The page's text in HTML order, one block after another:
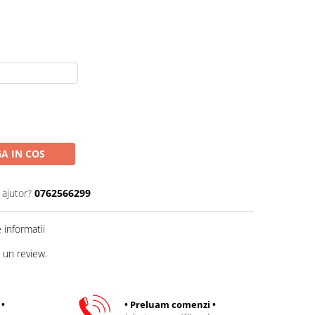
IN COS
0762566299
informatii
review.
• Preluam comenzi •